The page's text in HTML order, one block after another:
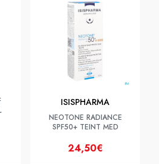
ISISPHARMA
NEOTONE RADIANCE
SPF50+ TEINT MED
24,50€